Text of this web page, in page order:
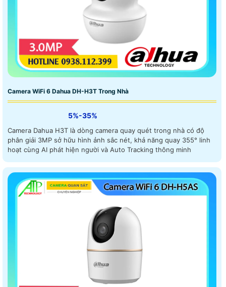
Camera WiFi 6 Dahua DH-H3T Trong Nhà
5%-35%
Camera Dahua H3T là dòng camera quay quét trong nhà có độ
phân giải 3MP sở hữu hình ảnh sắc nét, khả năng quay 355° linh
hoạt cùng AI phát hiện người và Auto Tracking thông minh